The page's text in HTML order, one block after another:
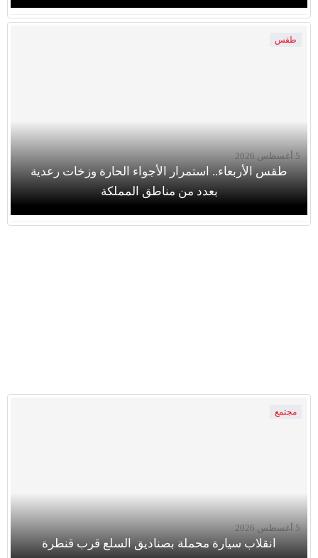
طقس
طقس الأربعاء.. استمرار الأجواء الحارة وزخات رعدية
بعدد من مناطق المملكة
5 أغسطس 2026
مجتمع
انقلاب سيارة محملة بصناديق السلع قرب قنطرة
5 أغسطس 2026